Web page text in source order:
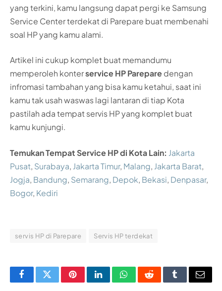
yang terkini, kamu langsung dapat pergi ke Samsung
Service Center terdekat di Parepare buat membenahi
soal HP yang kamu alami.
Artikel ini cukup komplet buat memandumu
memperoleh konterservice HP Parepare dengan
infromasi tambahan yang bisa kamu ketahui, saat ini
kamu tak usah waswas lagi lantaran di tiap Kota
pastilah ada tempat servis HP yang komplet buat
kamu kunjungi.
Temukan Tempat Service HP di Kota Lain: Jakarta
Pusat, Surabaya, Jakarta Timur, Malang, Jakarta Barat,
Jogja, Bandung, Semarang, Depok, Bekasi, Denpasar,
Bogor, Kediri
servis HP di Parepare Servis HP terdekat
FacebookTwitterPinterestLinkedInWhatsAppRedditTumblrEmail